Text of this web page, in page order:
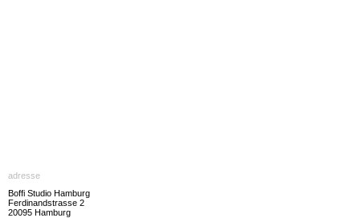
adresse
Boffi Studio Hamburg
Ferdinandstrasse 2
20095 Hamburg